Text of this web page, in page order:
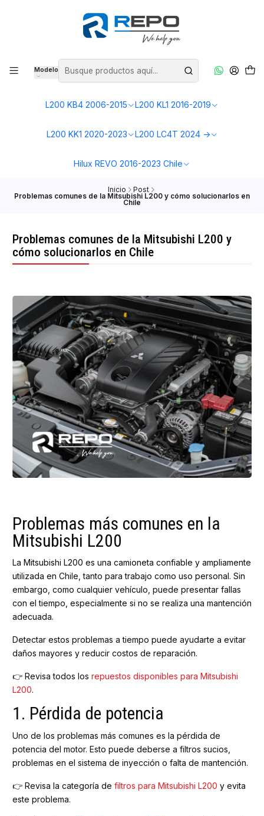
Modelo
L200 KB4 2006-2015 L200 KL1 2016-2019
L200 KK1 2020-2023 L200 LC4T 2024 ->
Hilux REVO 2016-2023 Chile
Inicio Post
Problemas comunes de la Mitsubishi L200 y cómo solucionarlos en
Chile
Problemas comunes de la Mitsubishi L200 y
cómo solucionarlos en Chile
Problemas más comunes en la
Mitsubishi L200
La Mitsubishi L200 es una camioneta confiable y ampliamente
utilizada en Chile, tanto para trabajo como uso personal. Sin
embargo, como cualquier vehículo, puede presentar fallas
con el tiempo, especialmente si no se realiza una mantención
adecuada.
Detectar estos problemas a tiempo puede ayudarte a evitar
daños mayores y reducir costos de reparación.
👉 Revisa todos los repuestos disponibles para Mitsubishi
L200.
1. Pérdida de potencia
Uno de los problemas más comunes es la pérdida de
potencia del motor. Esto puede deberse a filtros sucios,
problemas en el sistema de inyección o falta de mantención.
👉 Revisa la categoría de filtros para Mitsubishi L200 y evita
este problema.